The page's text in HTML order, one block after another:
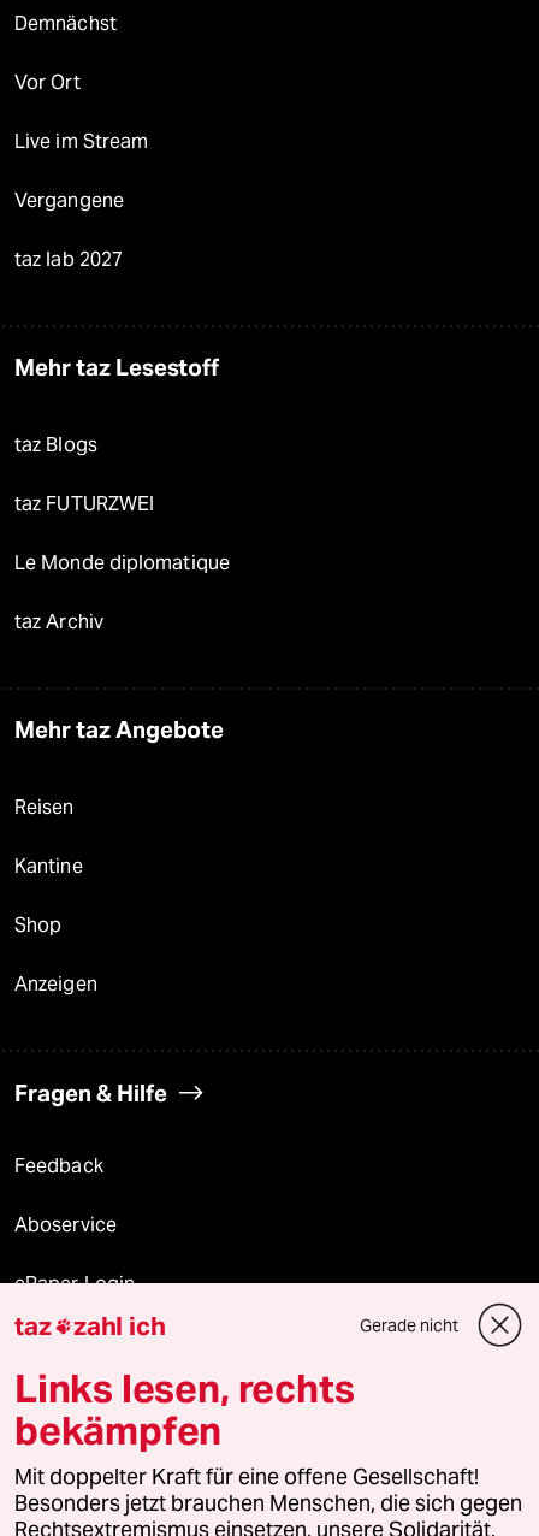
Demnächst
Vor Ort
Live im Stream
Vergangene
taz lab 2027
Mehr taz Lesestoff
taz Blogs
taz FUTURZWEI
Le Monde diplomatique
taz Archiv
Mehr taz Angebote
Reisen
Kantine
Shop
Anzeigen
Fragen & Hilfe
Feedback
Aboservice
ePaper Login
Downloads für Abonnierende
© 2026 taz Verlags und Vertriebs GmbH
Alle Rechte vorbehalten. Bei rechtlichen Fragen oder für Genehmigungen
wenden Sie sich bitte an
lizenzen@taz.de
taz zahl ich Gerade nicht
Links lesen, rechts
bekämpfen
Mit doppelter Kraft für eine offene Gesellschaft!
Besonders jetzt brauchen Menschen, die sich gegen
Rechtsextremismus einsetzen, unsere Solidarität.